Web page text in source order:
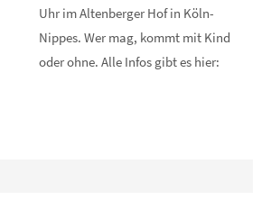
Uhr im Altenberger Hof in Köln-
Nippes. Wer mag, kommt mit Kind
oder ohne. Alle Infos gibt es hier: